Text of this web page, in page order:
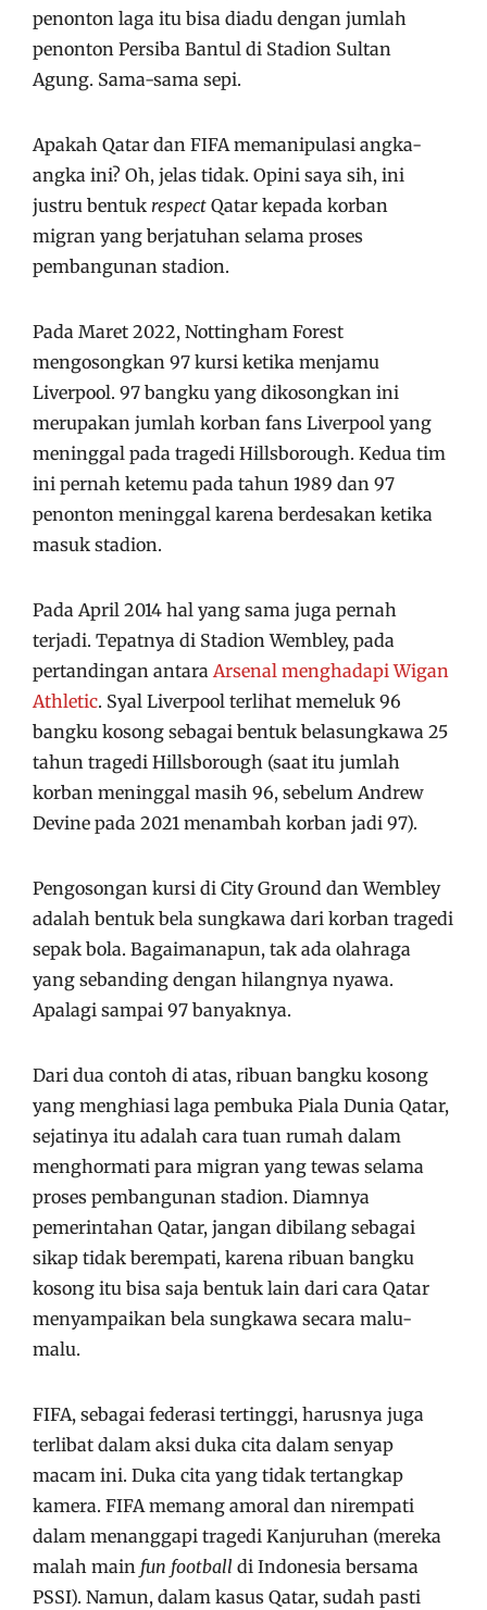
penonton laga itu bisa diadu dengan jumlah
penonton Persiba Bantul di Stadion Sultan
Agung. Sama-sama sepi.
Apakah Qatar dan FIFA memanipulasi angka-
angka ini? Oh, jelas tidak. Opini saya sih, ini
justru bentuk respect Qatar kepada korban
migran yang berjatuhan selama proses
pembangunan stadion.
Pada Maret 2022, Nottingham Forest
mengosongkan 97 kursi ketika menjamu
Liverpool. 97 bangku yang dikosongkan ini
merupakan jumlah korban fans Liverpool yang
meninggal pada tragedi Hillsborough. Kedua tim
ini pernah ketemu pada tahun 1989 dan 97
penonton meninggal karena berdesakan ketika
masuk stadion.
Pada April 2014 hal yang sama juga pernah
terjadi. Tepatnya di Stadion Wembley, pada
pertandingan antara Arsenal menghadapi Wigan
Athletic. Syal Liverpool terlihat memeluk 96
bangku kosong sebagai bentuk belasungkawa 25
tahun tragedi Hillsborough (saat itu jumlah
korban meninggal masih 96, sebelum Andrew
Devine pada 2021 menambah korban jadi 97).
Pengosongan kursi di City Ground dan Wembley
adalah bentuk bela sungkawa dari korban tragedi
sepak bola. Bagaimanapun, tak ada olahraga
yang sebanding dengan hilangnya nyawa.
Apalagi sampai 97 banyaknya.
Dari dua contoh di atas, ribuan bangku kosong
yang menghiasi laga pembuka Piala Dunia Qatar,
sejatinya itu adalah cara tuan rumah dalam
menghormati para migran yang tewas selama
proses pembangunan stadion. Diamnya
pemerintahan Qatar, jangan dibilang sebagai
sikap tidak berempati, karena ribuan bangku
kosong itu bisa saja bentuk lain dari cara Qatar
menyampaikan bela sungkawa secara malu-
malu.
FIFA, sebagai federasi tertinggi, harusnya juga
terlibat dalam aksi duka cita dalam senyap
macam ini. Duka cita yang tidak tertangkap
kamera. FIFA memang amoral dan nirempati
dalam menanggapi tragedi Kanjuruhan (mereka
malah main fun football di Indonesia bersama
PSSI). Namun, dalam kasus Qatar, sudah pasti